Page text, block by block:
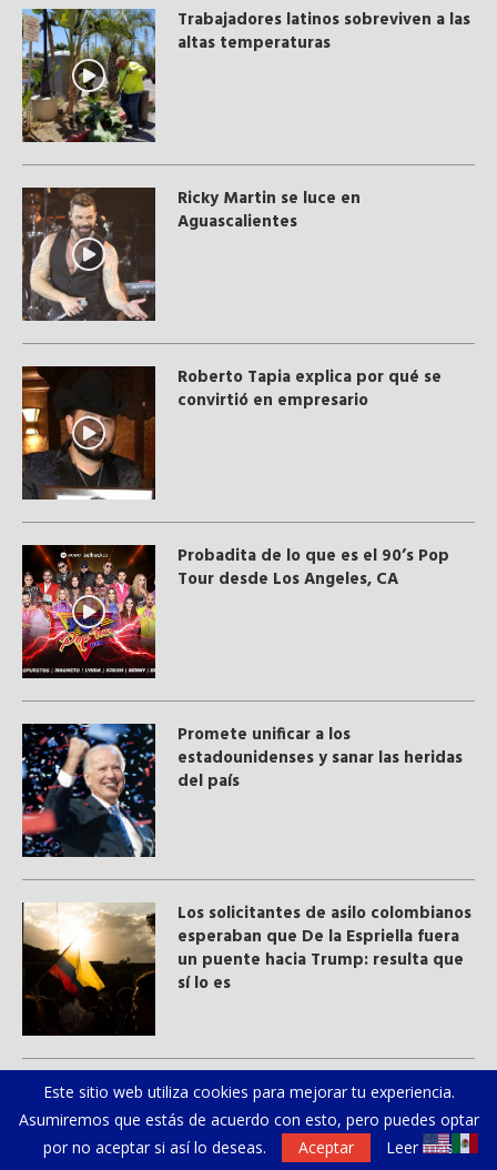
Trabajadores latinos sobreviven a las
altas temperaturas
Ricky Martin se luce en
Aguascalientes
Roberto Tapia explica por qué se
convirtió en empresario
Probadita de lo que es el 90’s Pop
Tour desde Los Angeles, CA
Promete unificar a los
estadounidenses y sanar las heridas
del país
Los solicitantes de asilo colombianos
esperaban que De la Espriella fuera
un puente hacia Trump: resulta que
sí lo es
Salvar el Amazonas: El ecosistema
evidencia que la interacción de la
sabiduría ancestral y ​la ciencia
moderna​ es fundamental para la
Este sitio web utiliza cookies para mejorar tu experiencia.
Asumiremos que estás de acuerdo con esto, pero puedes optar
por no aceptar si así lo deseas.
Aceptar Leer más